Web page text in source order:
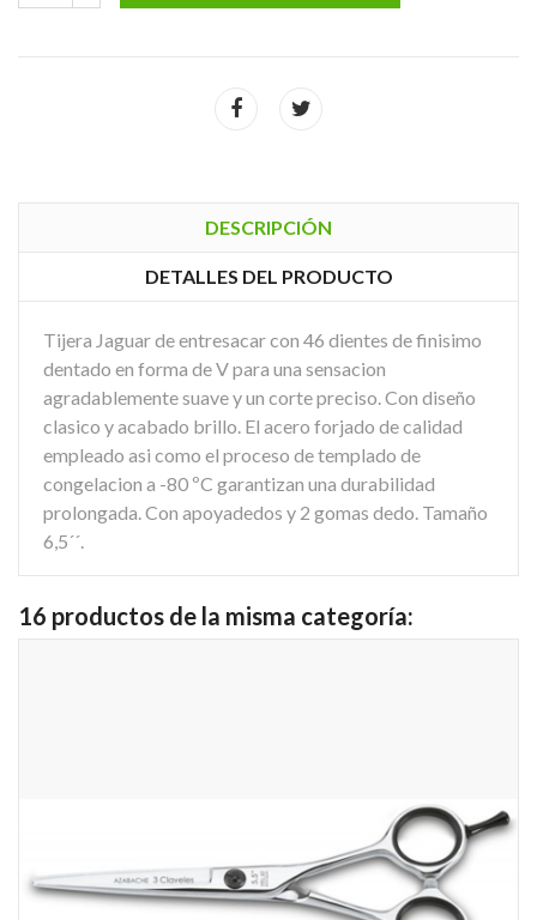
DESCRIPCIÓN
DETALLES DEL PRODUCTO
Tijera Jaguar de entresacar con 46 dientes de finisimo
dentado en forma de V para una sensacion
agradablemente suave y un corte preciso. Con diseño
clasico y acabado brillo. El acero forjado de calidad
empleado asi como el proceso de templado de
congelacion a -80 ºC garantizan una durabilidad
prolongada. Con apoyadedos y 2 gomas dedo. Tamaño
6,5´´.
16 productos de la misma categoría: